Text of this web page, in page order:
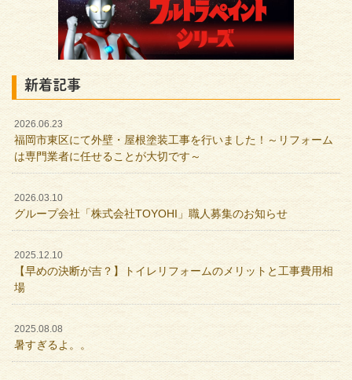
新着記事
2026.06.23
福岡市東区にて外壁・屋根塗装工事を行いました！～リフォーム
は専門業者に任せることが大切です～
2026.03.10
グループ会社「株式会社TOYOHI」職人募集のお知らせ
2025.12.10
【早めの決断が吉？】トイレリフォームのメリットと工事費用相
場
2025.08.08
暑すぎるよ。。